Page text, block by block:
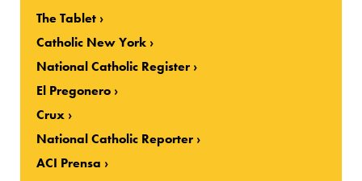
The Tablet
Catholic New York
National Catholic Register
El Pregonero
Crux
National Catholic Reporter
ACI Prensa